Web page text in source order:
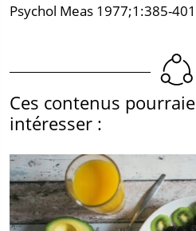
Psychol Meas 1977;1:385-
Ces contenus
intéresser :